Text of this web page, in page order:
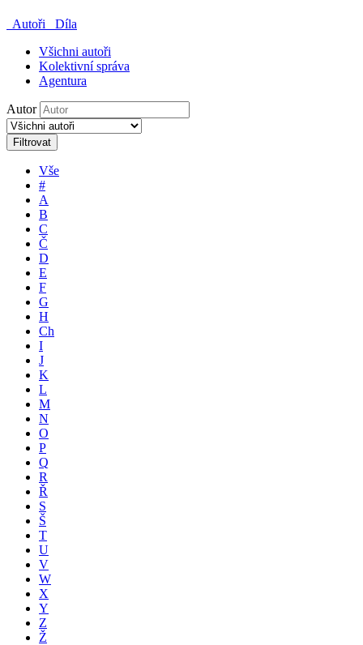
Autoři
Díla
Všichni autoři
Kolektivní správa
Agentura
Autor
Filtrovat
Vše
#
A
B
C
Č
D
E
F
G
H
Ch
I
J
K
L
M
N
O
P
Q
R
Ř
S
Š
T
U
V
W
X
Y
Z
Ž